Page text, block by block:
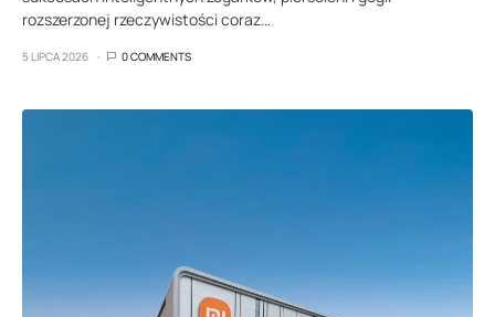
rozszerzonej rzeczywistości coraz…
5 LIPCA 2026 0 COMMENTS